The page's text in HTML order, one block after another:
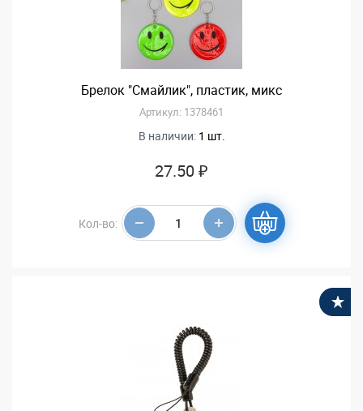
Брелок "Смайлик", пластик, микс
Артикул: 1378461
В наличии: 1 шт.
27.50 ₽
Кол-во: